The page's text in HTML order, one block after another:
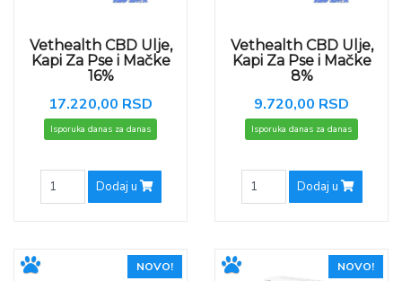
Vethealth CBD Ulje,
Kapi Za Pse i Mačke
16%
17.220,00 RSD
Isporuka danas za danas
Dodaj u
Vethealth CBD Ulje,
Kapi Za Pse i Mačke
8%
9.720,00 RSD
Isporuka danas za danas
Dodaj u
NOVO! NOVO!